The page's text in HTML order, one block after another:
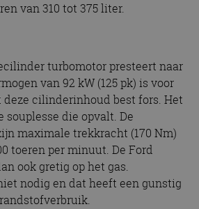
van 310 tot 375 liter.
turbomotor presteert naar
van 92 kW (125 pk) is voor
cilinderinhoud best fors. Het
souplesse die opvalt. De
maximale trekkracht (170 Nm)
toeren per minuut. De Ford
ook gretig op het gas.
nodig en dat heeft een gunstig